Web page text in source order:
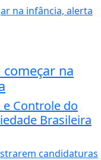
na
e Controle do
Brasileira